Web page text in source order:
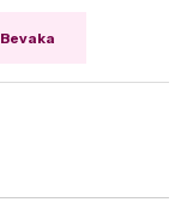
Bevaka